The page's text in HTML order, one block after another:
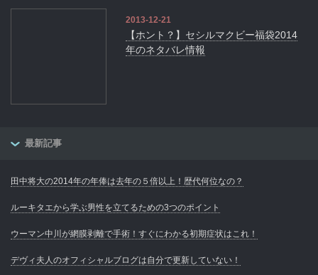
2013-12-21
【ホント？】セシルマクビー福袋2014
年のネタバレ情報
最新記事
田中将大の2014年の年俸は去年の５倍以上！歴代何位なの？
ルーキタエから学ぶ男性を立てるための3つのポイント
ウーマン中川が網膜剥離で手術！すぐにわかる初期症状はこれ！
デヴィ夫人のオフィシャルブログは自分で更新していない！